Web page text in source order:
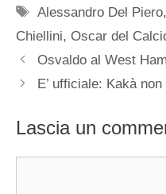
Tag
Alessandro Del Piero,
Chiellini, Oscar del
Osvaldo al West Ham
E’ ufficiale: Kakà
Lascia un